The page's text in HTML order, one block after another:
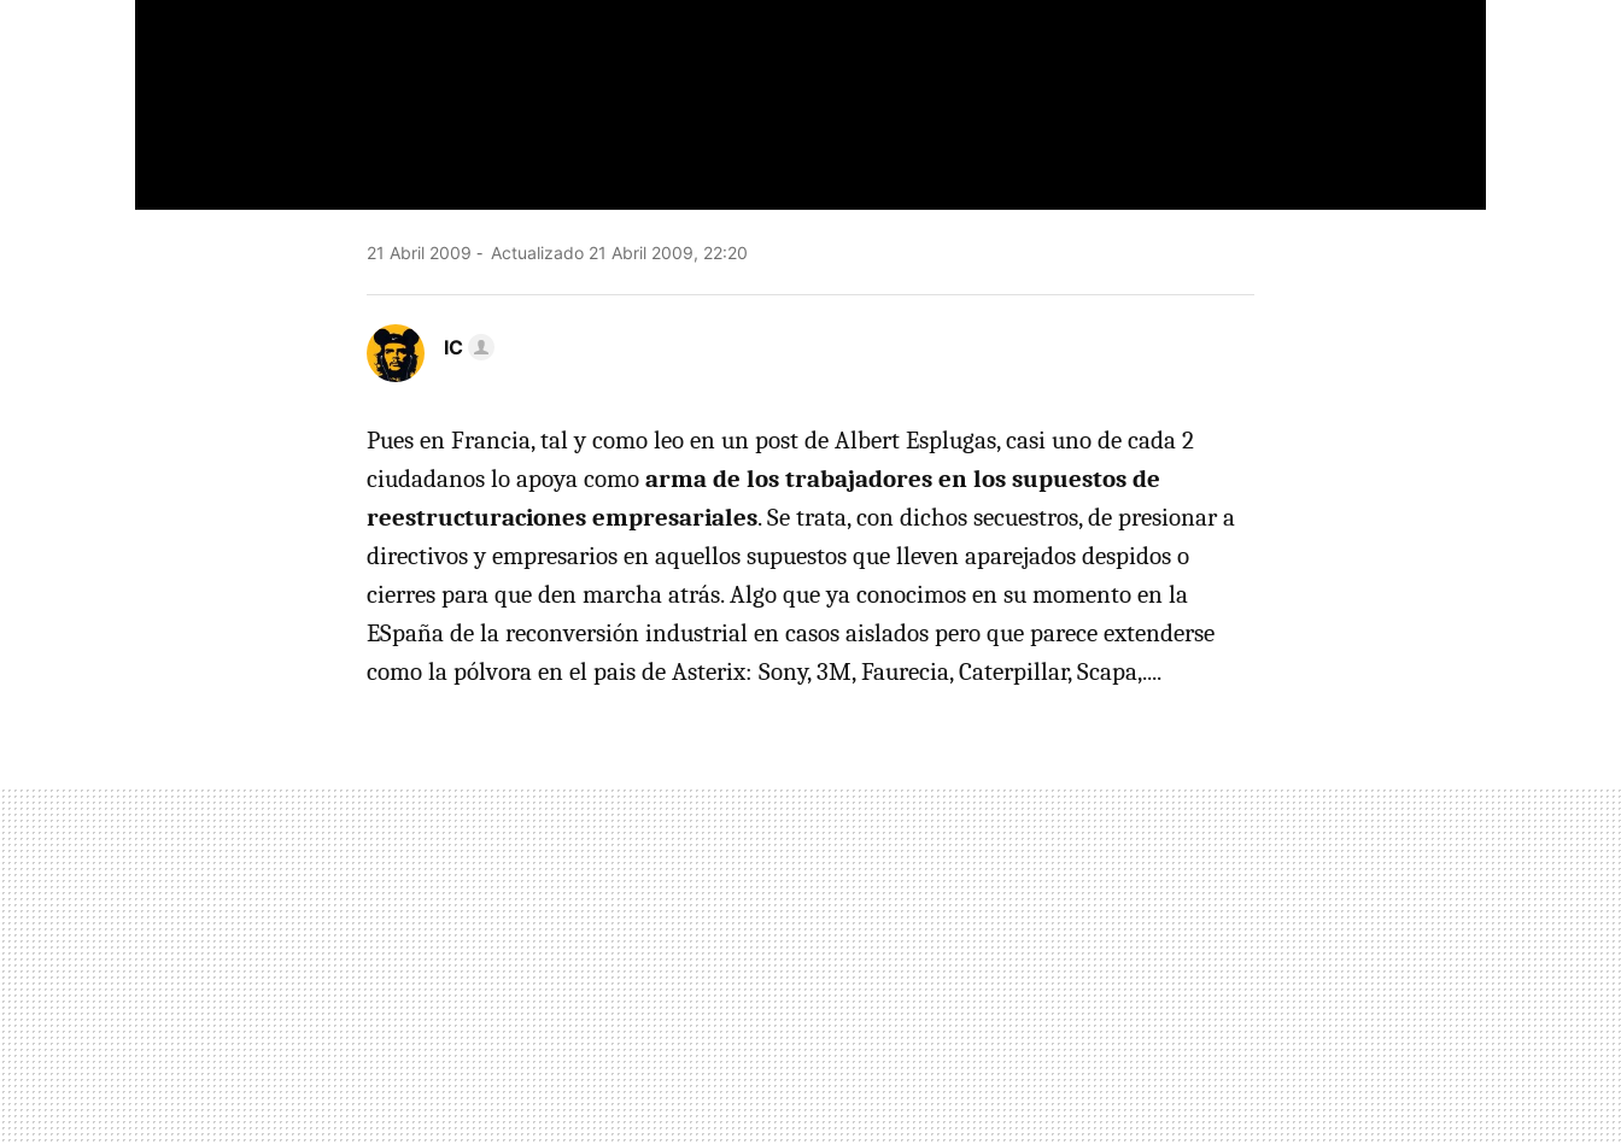
21 Abril 2009 Actualizado 21 Abril 2009, 22:20
IC
Pues en Francia, tal y como leo en un post de Albert Esplugas, casi uno de cada 2
ciudadanos lo apoya como arma de los trabajadores en los supuestos de
reestructuraciones empresariales. Se trata, con dichos secuestros, de presionar a
directivos y empresarios en aquellos supuestos que lleven aparejados despidos o
cierres para que den marcha atrás. Algo que ya conocimos en su momento en la
ESpaña de la reconversión industrial en casos aislados pero que parece extenderse
como la pólvora en el pais de Asterix: Sony, 3M, Faurecia, Caterpillar, Scapa,....